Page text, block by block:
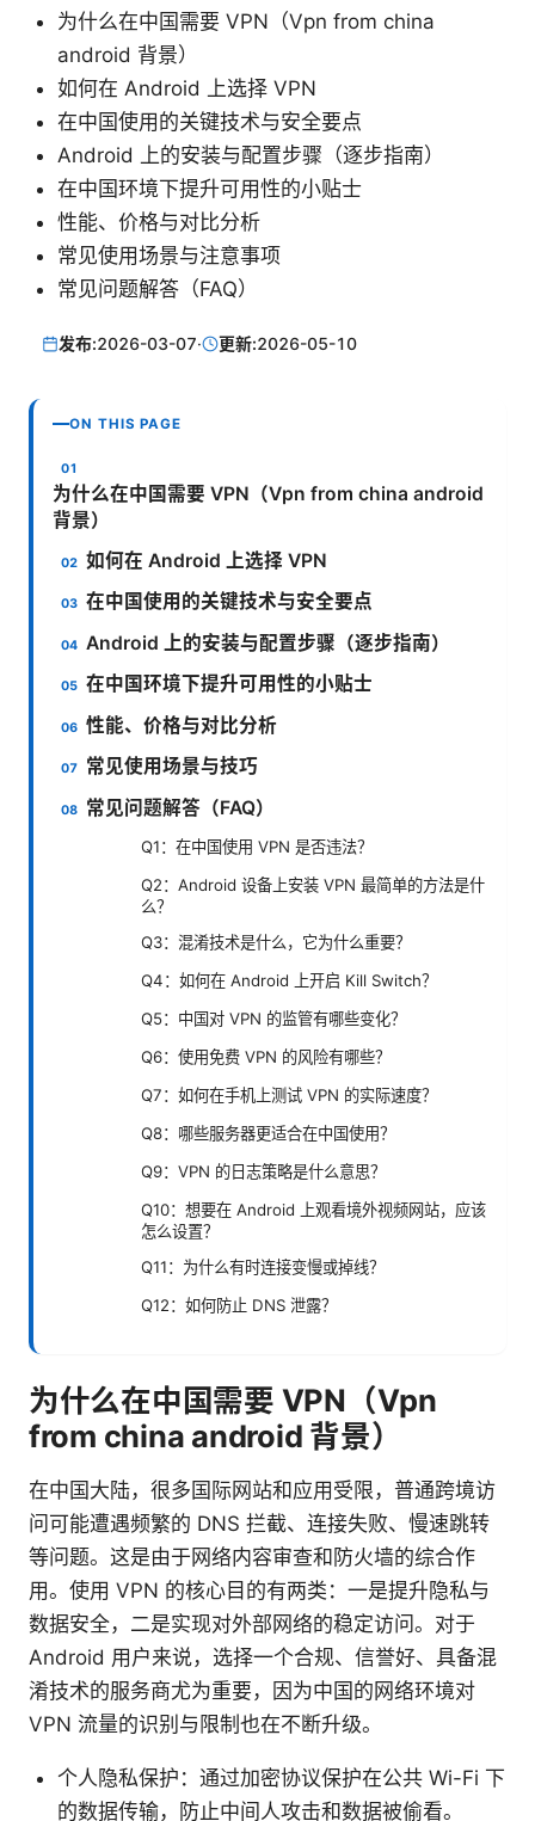
为什么在中国需要 VPN（Vpn from china
android 背景）
如何在 Android 上选择 VPN
在中国使用的关键技术与安全要点
Android 上的安装与配置步骤（逐步指南）
在中国环境下提升可用性的小贴士
性能、价格与对比分析
常见使用场景与注意事项
常见问题解答（FAQ）
发布:2026-03-07· 更新:2026-05-10
ON THIS PAGE
为什么在中国需要 VPN（Vpn from china android
背景）
如何在 Android 上选择 VPN
在中国使用的关键技术与安全要点
Android 上的安装与配置步骤（逐步指南）
在中国环境下提升可用性的小贴士
性能、价格与对比分析
常见使用场景与技巧
常见问题解答（FAQ）
Q1：在中国使用 VPN 是否违法？
Q2：Android 设备上安装 VPN 最简单的方法是什
么？
Q3：混淆技术是什么，它为什么重要？
Q4：如何在 Android 上开启 Kill Switch？
Q5：中国对 VPN 的监管有哪些变化？
Q6：使用免费 VPN 的风险有哪些？
Q7：如何在手机上测试 VPN 的实际速度？
Q8：哪些服务器更适合在中国使用？
Q9：VPN 的日志策略是什么意思？
Q10：想要在 Android 上观看境外视频网站，应该
怎么设置？
Q11：为什么有时连接变慢或掉线？
Q12：如何防止 DNS 泄露？
为什么在中国需要 VPN（Vpn
from china android 背景）
在中国大陆，很多国际网站和应用受限，普通跨境访
问可能遭遇频繁的 DNS 拦截、连接失败、慢速跳转
等问题。这是由于网络内容审查和防火墙的综合作
用。使用 VPN 的核心目的有两类：一是提升隐私与
数据安全，二是实现对外部网络的稳定访问。对于
Android 用户来说，选择一个合规、信誉好、具备混
淆技术的服务商尤为重要，因为中国的网络环境对
VPN 流量的识别与限制也在不断升级。
个人隐私保护：通过加密协议保护在公共 Wi-Fi 下
的数据传输，防止中间人攻击和数据被偷看。